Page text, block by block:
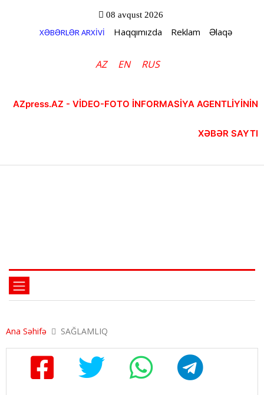
08 avqust 2026
XƏBƏRLƏR ARXİVİ Haqqımızda Reklam Əlaqə
AZ EN RUS
AZpress.AZ - VİDEO-FOTO İNFORMASİYA AGENTLİYİNİN
XƏBƏR SAYTI
Ana Səhifə SAĞLAMLIQ